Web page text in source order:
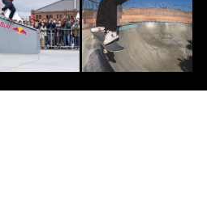
本大会 『ALL JAPAN HIPHOP D
A...
2026.3.11
SNOW